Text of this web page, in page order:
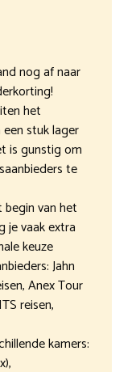
nog af naar
het
stuk lager
is gunstig om
te
van het
je vaak extra
keuze
Jahn
Anex Tour
reisen,
kamers: